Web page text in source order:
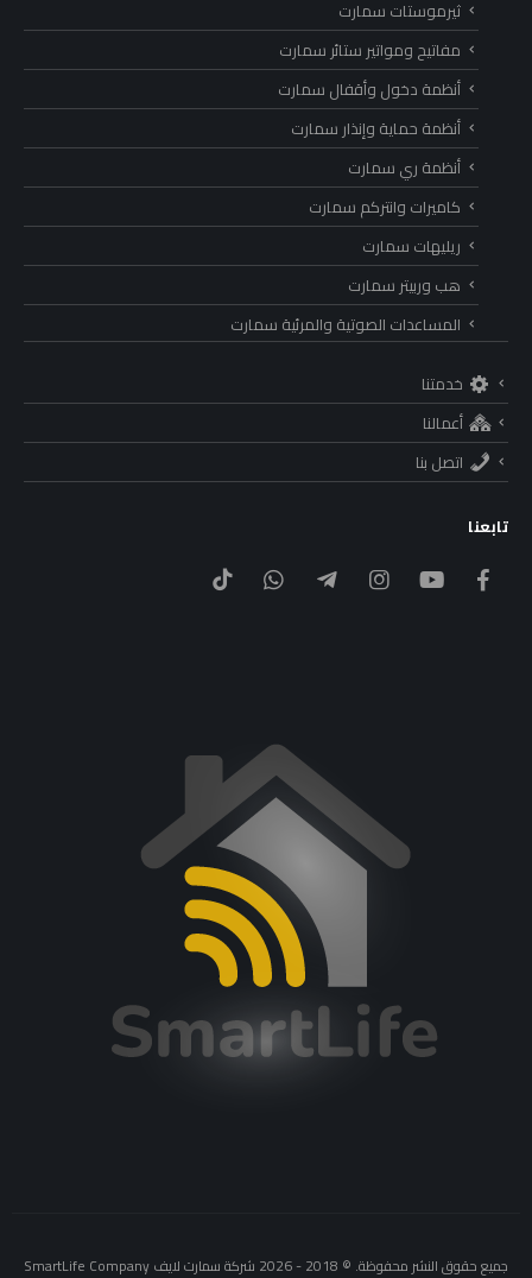
ثيرموستات سمارت
مفاتيح ومواتير ستائر سمارت
أنظمة دخول وأقفال سمارت
أنظمة حماية وإنذار سمارت
أنظمة ري سمارت
كاميرات وانتركم سمارت
ريليهات سمارت
هب وربيتر سمارت
المساعدات الصوتية والمرئية سمارت
خدمتنا
أعمالنا
اتصل بنا
تابعنا
جميع حقوق النشر محفوظة. © 2018 - 2026 شركة سمارت لايف SmartLife Company